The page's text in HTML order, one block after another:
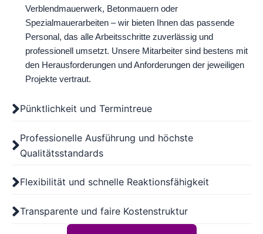
Verblendmauerwerk, Betonmauern oder
Spezialmauerarbeiten – wir bieten Ihnen das passende
Personal, das alle Arbeitsschritte zuverlässig und
professionell umsetzt. Unsere Mitarbeiter sind bestens mit
den Herausforderungen und Anforderungen der jeweiligen
Projekte vertraut.
Pünktlichkeit und Termintreue
Professionelle Ausführung und höchste
Qualitätsstandards
Flexibilität und schnelle Reaktionsfähigkeit
Transparente und faire Kostenstruktur